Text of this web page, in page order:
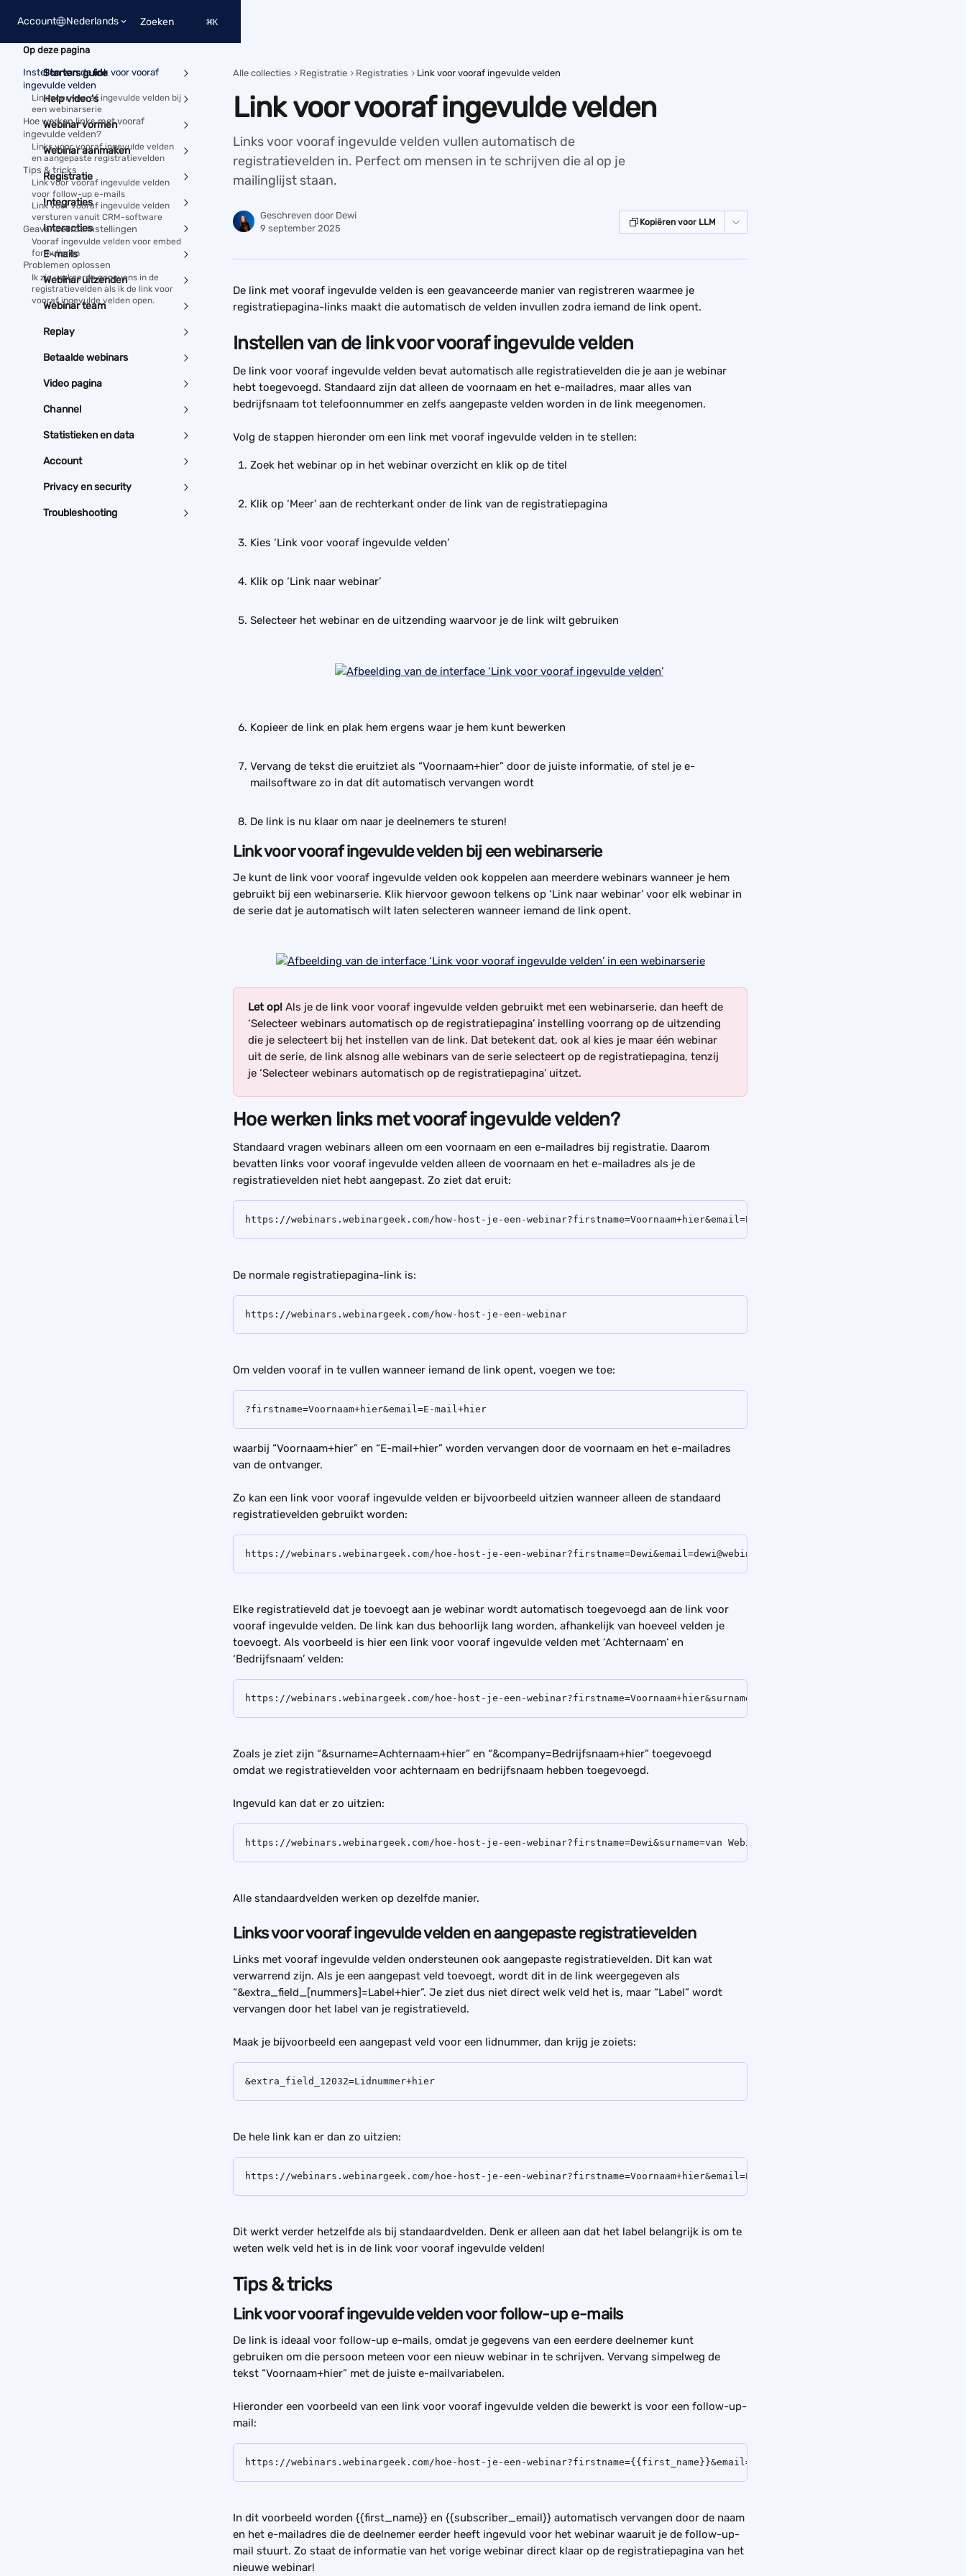
Account Nederlands Zoeken ⌘K
Starters guide
Help video's
Webinar vormen
Webinar aanmaken
Registratie
Integraties
Interacties
E-mails
Webinar uitzenden
Webinar team
Replay
Betaalde webinars
Video pagina
Channel
Statistieken en data
Account
Privacy en security
Troubleshooting
Alle collecties Registratie Registraties Link voor vooraf ingevulde velden
Link voor vooraf ingevulde velden
Links voor vooraf ingevulde velden vullen automatisch de
registratievelden in. Perfect om mensen in te schrijven die al op je
mailinglijst staan.
Geschreven door Dewi
9 september 2025
Kopiëren voor LLM
De link met vooraf ingevulde velden is een geavanceerde manier van registreren waarmee je
registratiepagina-links maakt die automatisch de velden invullen zodra iemand de link opent.
Instellen van de link voor vooraf ingevulde velden
De link voor vooraf ingevulde velden bevat automatisch alle registratievelden die je aan je webinar
hebt toegevoegd. Standaard zijn dat alleen de voornaam en het e-mailadres, maar alles van
bedrijfsnaam tot telefoonnummer en zelfs aangepaste velden worden in de link meegenomen.
Volg de stappen hieronder om een link met vooraf ingevulde velden in te stellen:
Zoek het webinar op in het webinar overzicht en klik op de titel
Klik op ‘Meer’ aan de rechterkant onder de link van de registratiepagina
Kies ‘Link voor vooraf ingevulde velden’
Klik op ‘Link naar webinar’
Selecteer het webinar en de uitzending waarvoor je de link wilt gebruiken
Kopieer de link en plak hem ergens waar je hem kunt bewerken
Vervang de tekst die eruitziet als “Voornaam+hier” door de juiste informatie, of stel je e-
mailsoftware zo in dat dit automatisch vervangen wordt
De link is nu klaar om naar je deelnemers te sturen!
Link voor vooraf ingevulde velden bij een webinarserie
Je kunt de link voor vooraf ingevulde velden ook koppelen aan meerdere webinars wanneer je hem
gebruikt bij een webinarserie. Klik hiervoor gewoon telkens op ‘Link naar webinar’ voor elk webinar in
de serie dat je automatisch wilt laten selecteren wanneer iemand de link opent.
Let op! Als je de link voor vooraf ingevulde velden gebruikt met een webinarserie, dan heeft de
‘Selecteer webinars automatisch op de registratiepagina’ instelling voorrang op de uitzending
die je selecteert bij het instellen van de link. Dat betekent dat, ook al kies je maar één webinar
uit de serie, de link alsnog alle webinars van de serie selecteert op de registratiepagina, tenzij
je ‘Selecteer webinars automatisch op de registratiepagina’ uitzet.
Hoe werken links met vooraf ingevulde velden?
Standaard vragen webinars alleen om een voornaam en een e-mailadres bij registratie. Daarom
bevatten links voor vooraf ingevulde velden alleen de voornaam en het e-mailadres als je de
registratievelden niet hebt aangepast. Zo ziet dat eruit:
https://webinars.webinargeek.com/how-host-je-een-webinar?firstname=Voornaam+hier&email=E-mail+hier
De normale registratiepagina-link is:
https://webinars.webinargeek.com/how-host-je-een-webinar
Om velden vooraf in te vullen wanneer iemand de link opent, voegen we toe:
?firstname=Voornaam+hier&email=E-mail+hier
waarbij “Voornaam+hier” en “E-mail+hier” worden vervangen door de voornaam en het e-mailadres
van de ontvanger.
Zo kan een link voor vooraf ingevulde velden er bijvoorbeeld uitzien wanneer alleen de standaard
registratievelden gebruikt worden:
https://webinars.webinargeek.com/hoe-host-je-een-webinar?firstname=Dewi&email=dewi@webinargeek.com
Elke registratieveld dat je toevoegt aan je webinar wordt automatisch toegevoegd aan de link voor
vooraf ingevulde velden. De link kan dus behoorlijk lang worden, afhankelijk van hoeveel velden je
toevoegt. Als voorbeeld is hier een link voor vooraf ingevulde velden met ‘Achternaam’ en
‘Bedrijfsnaam’ velden:
https://webinars.webinargeek.com/hoe-host-je-een-webinar?firstname=Voornaam+hier&surname=Achternaam+hier&email=E-
Zoals je ziet zijn “&surname=Achternaam+hier” en “&company=Bedrijfsnaam+hier” toegevoegd
omdat we registratievelden voor achternaam en bedrijfsnaam hebben toegevoegd.
Ingevuld kan dat er zo uitzien:
https://webinars.webinargeek.com/hoe-host-je-een-webinar?firstname=Dewi&surname=van
Alle standaardvelden werken op dezelfde manier.
Links voor vooraf ingevulde velden en aangepaste registratievelden
Links met vooraf ingevulde velden ondersteunen ook aangepaste registratievelden. Dit kan wat
verwarrend zijn. Als je een aangepast veld toevoegt, wordt dit in de link weergegeven als
“&extra_field_[nummers]=Label+hier”. Je ziet dus niet direct welk veld het is, maar “Label” wordt
vervangen door het label van je registratieveld.
Maak je bijvoorbeeld een aangepast veld voor een lidnummer, dan krijg je zoiets:
&extra_field_12032=Lidnummer+hier
De hele link kan er dan zo uitzien:
https://webinars.webinargeek.com/hoe-host-je-een-webinar?firstname=Voornaam+hier&email=E-
Dit werkt verder hetzelfde als bij standaardvelden. Denk er alleen aan dat het label belangrijk is om te
weten welk veld het is in de link voor vooraf ingevulde velden!
Tips & tricks
Link voor vooraf ingevulde velden voor follow-up e-mails
De link is ideaal voor follow-up e-mails, omdat je gegevens van een eerdere deelnemer kunt
gebruiken om die persoon meteen voor een nieuw webinar in te schrijven. Vervang simpelweg de
tekst “Voornaam+hier” met de juiste e-mailvariabelen.
Hieronder een voorbeeld van een link voor vooraf ingevulde velden die bewerkt is voor een follow-up-
mail:
https://webinars.webinargeek.com/hoe-host-je-een-webinar?firstname={{first_name}}&email={{subscriber_email}}
In dit voorbeeld worden {{first_name}} en {{subscriber_email}} automatisch vervangen door de naam
en het e-mailadres die de deelnemer eerder heeft ingevuld voor het webinar waaruit je de follow-up-
mail stuurt. Zo staat de informatie van het vorige webinar direct klaar op de registratiepagina van het
nieuwe webinar!
Op deze pagina
Instellen van de link voor vooraf
ingevulde velden
Link voor vooraf ingevulde velden bij
een webinarserie
Hoe werken links met vooraf
ingevulde velden?
Links voor vooraf ingevulde velden
en aangepaste registratievelden
Tips & tricks
Link voor vooraf ingevulde velden
voor follow-up e-mails
Link voor vooraf ingevulde velden
versturen vanuit CRM-software
Geavanceerde instellingen
Vooraf ingevulde velden voor embed
formulieren
Problemen oplossen
Ik zie verkeerde gegevens in de
registratievelden als ik de link voor
vooraf ingevulde velden open.